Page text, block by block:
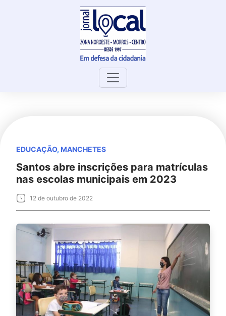
EDUCAÇÃO, MANCHETES
Santos abre inscrições para matrículas
nas escolas municipais em 2023
12 de outubro de 2022